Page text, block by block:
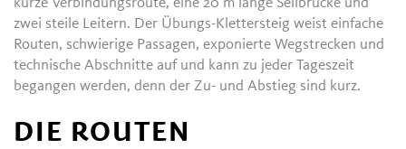
zwei steile Leitern. Der Übungs-Klettersteig weist einfache
Routen, schwierige Passagen, exponierte Wegstrecken und
technische Abschnitte auf und kann zu jeder Tageszeit
begangen werden, denn der Zu- und Abstieg sind kurz.
DIE ROUTEN